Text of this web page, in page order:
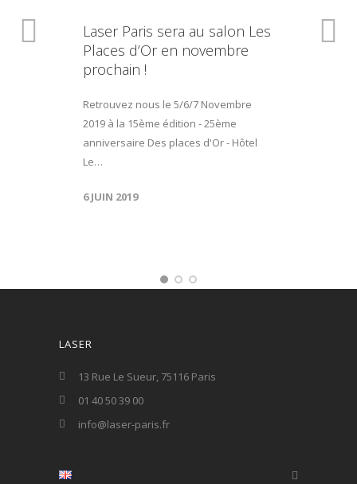
Laser Paris sera au salon Les
Places d’Or en novembre
prochain !
Retrouvez nous le 5/6/7 Novembre
2019 à la 15ème édition - 25ème
anniversaire Des places d'Or - Hôtel
Le…
6 JUIN 2019
LASER
13 Rue Le Sueur, 75116 Paris
01 40 50 39 00
info@laser-paris.fr